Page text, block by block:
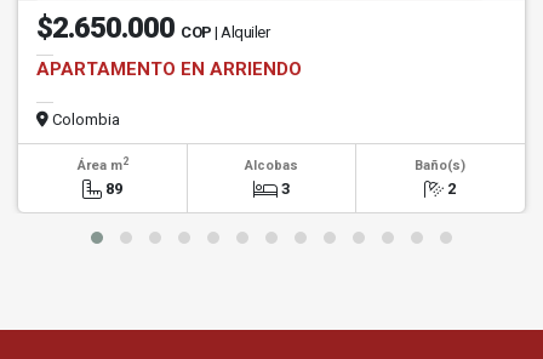
$2.650.000 COP | Alquiler
APARTAMENTO EN ARRIENDO
Colombia
Área m2
89
Alcobas
3
Baño(s)
2